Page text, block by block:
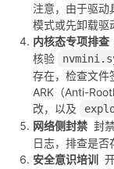
注意，由于驱动
模式或先卸载驱
内核态专项排查
核验
存在，检查文件
ARK（Anti-
改，以及
网络侧封禁 封禁
日志，排查是否
安全意识培训